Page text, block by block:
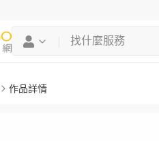
作品詳情